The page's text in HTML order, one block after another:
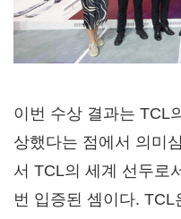
이번 수상 결과는 TCL
상했다는 점에서 의미
서 TCL의 세계 선두로
번 입증된 셈이다.